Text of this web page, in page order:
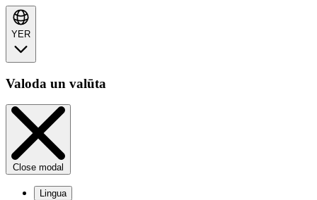
YER
Valoda un valūta
Close modal
Lingua